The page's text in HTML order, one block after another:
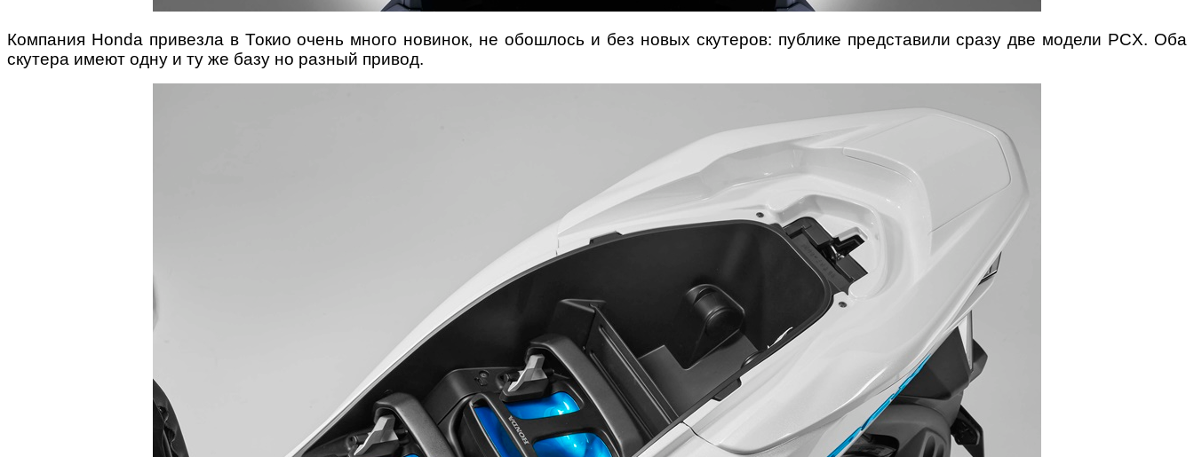
Компания Honda привезла в Токио очень много новинок, не обошлось и без новых скутеров: публике представили сразу две модели PCX. Оба
скутера имеют одну и ту же базу но разный привод.